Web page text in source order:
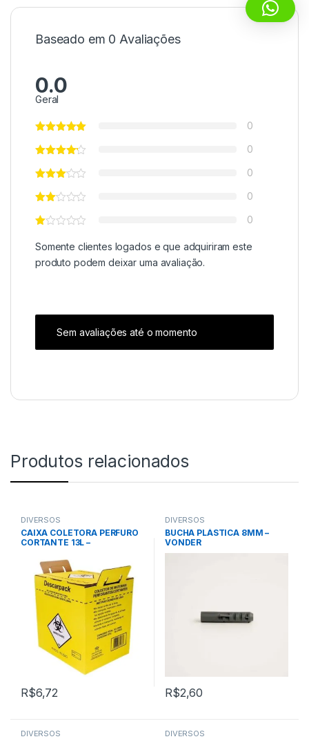
Baseado em 0 Avaliações
0.0
Geral
0
0
0
0
0
Somente clientes logados e que adquiriram este
produto podem deixar uma avaliação.
Sem avaliações até o momento
Produtos relacionados
DIVERSOS
CAIXA COLETORA PERFURO
CORTANTE 13L –
R$6,72
DIVERSOS
BUCHA PLÁSTICA 8MM –
VONDER
R$2,60
DIVERSOS DIVERSOS